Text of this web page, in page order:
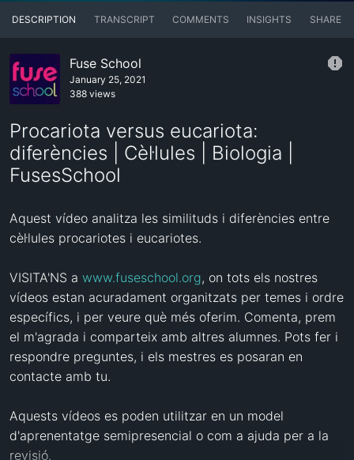
DESCRIPTION TRANSCRIPT COMMENTS INSIGHTS SHARE
Fuse School
January 25, 2021
388 views
Procariota versus eucariota:
diferències | Cèl·lules | Biologia |
FusesSchool
Aquest vídeo analitza les similituds i diferències entre
cèl·lules procariotes i eucariotes.
VISITA'NS a www.fuseschool.org, on tots els nostres
vídeos estan acuradament organitzats per temes i ordre
específics, i per veure què més oferim. Comenta, prem
el m'agrada i comparteix amb altres alumnes. Pots fer i
respondre preguntes, i els mestres es posaran en
contacte amb tu.
Aquests vídeos es poden utilitzar en un model
d'aprenentatge semipresencial o com a ajuda per a la
revisió.